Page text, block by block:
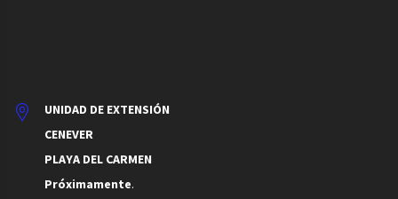
UNIDAD DE EXTENSIÓN
CENEVER
PLAYA DEL CARMEN
Próximamente.